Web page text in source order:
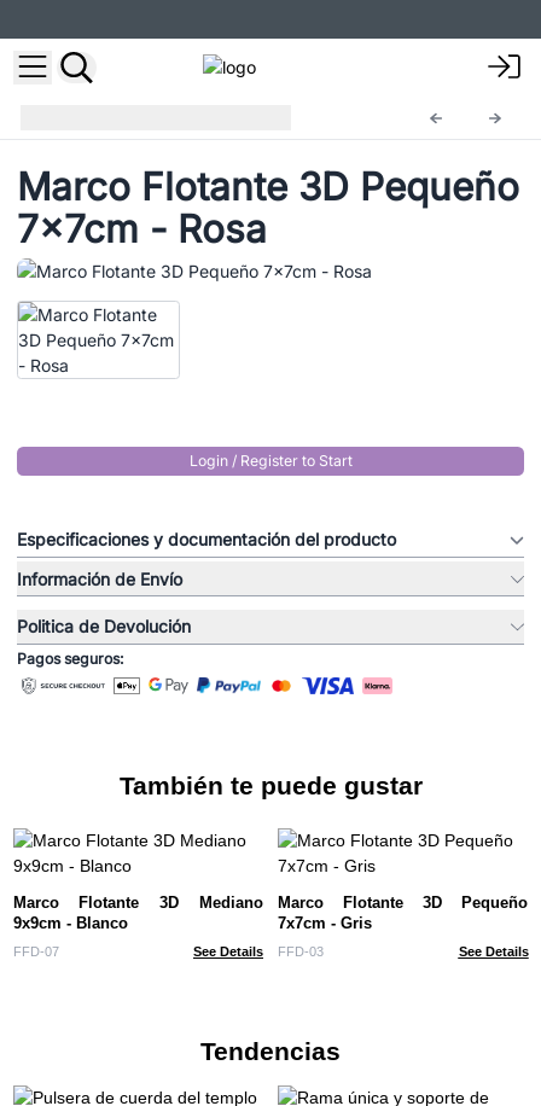
Marco Flotante 3D Pequeño
7x7cm - Rosa
Login / Register to Start
Especificaciones y documentación del producto
Información de Envío
Politica de Devolución
Pagos seguros:
También te puede gustar
Marco Flotante 3D Mediano
9x9cm - Blanco
FFD-07 See Details
Marco Flotante 3D Pequeño
7x7cm - Gris
FFD-03 See Details
Tendencias